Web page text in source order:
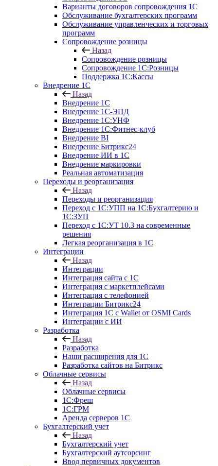
Варианты договоров сопровождения 1С
Обслуживание бухгалтерских программ
Обслуживание управленческих и торговых
программ
Сопровождение розницы
Назад
Сопровождение розницы
Сопровождение 1С:Розницы
Поддержка 1С:Кассы
Внедрение 1С
Назад
Внедрение 1С
Внедрение 1С-ЭПД
Внедрение 1С:УНФ
Внедрение 1С:Фитнес-клуб
Внедрение BI
Внедрение Битрикс24
Внедрение ИИ в 1С
Внедрение маркировки
Реальная автоматизация
Переходы и реорганизация
Назад
Переходы и реорганизация
Переход с 1С:УПП на 1С:Бухгалтерию и
1С:ЗУП
Переход с 1С:УТ 10.3 на современные
решения
Легкая реорганизация в 1С
Интеграции
Назад
Интеграции
Интеграция сайта с 1С
Интеграция с маркетплейсами
Интеграция с телефонией
Интеграции Битрикс24
Интеграция 1С с Wallet от OSMI Cards
Интеграции с ИИ
Разработка
Назад
Разработка
Наши расширения для 1С
Разработка сайтов на Битрикс
Облачные сервисы
Назад
Облачные сервисы
1С:Фреш
1С:ГРМ
Аренда серверов 1С
Бухгалтерский учет
Назад
Бухгалтерский учет
Бухгалтерский аутсорсинг
Ввод первичных документов